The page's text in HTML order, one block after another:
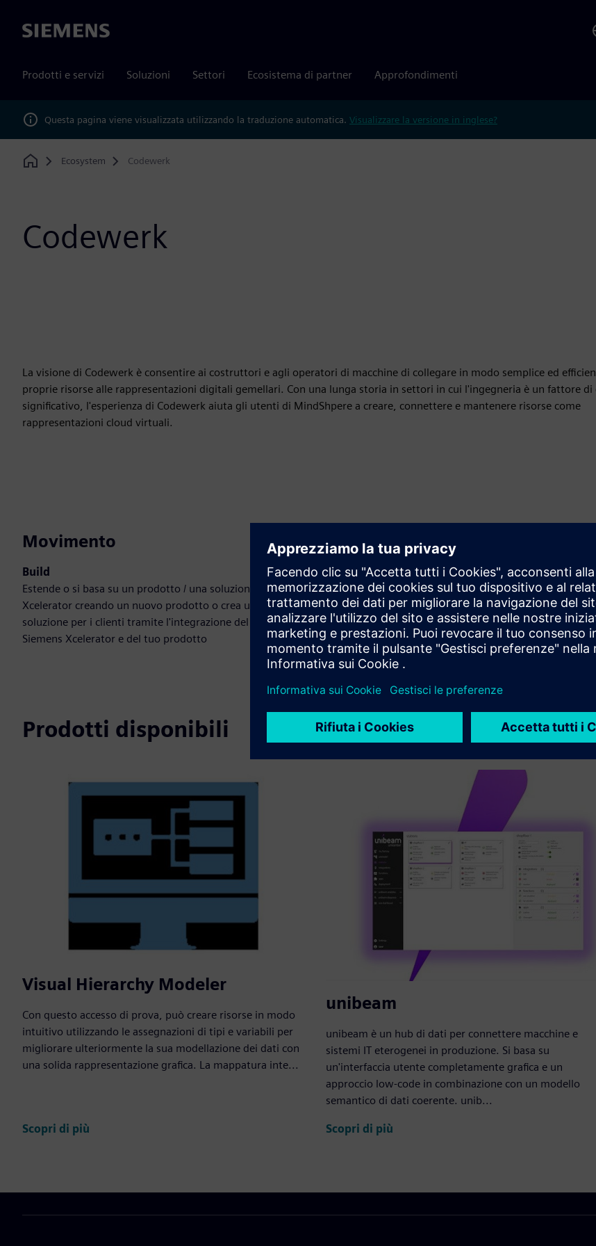
Siemens
Prodotti e servizi Soluzioni Settori Ecosistema di partner Approfondimenti
Questa pagina viene visualizzata utilizzando la traduzione automatica. Visualizzare la versione in inglese?
Home
Ecosystem Codewerk
Codewerk
La visione di Codewerk è consentire ai costruttori e agli operatori di macchine di collegare in modo semplice ed
proprie risorse alle rappresentazioni digitali gemellari. Con una lunga storia in settori in cui l'ingegneria è un fattore di
significativo, l'esperienza di Codewerk aiuta gli utenti di MindShpere a creare, connettere e mantenere risorse come
rappresentazioni cloud virtuali.
Movimento
Build
Estende o si basa su un prodotto / una soluzione Siemens
Xcelerator creando un nuovo prodotto o crea una nuova
soluzione per i clienti tramite l'integrazione del prodotto
Siemens Xcelerator e del tuo prodotto
Prodotti disponibili
Visual Hierarchy Modeler
Con questo accesso di prova, può creare risorse in modo
intuitivo utilizzando le assegnazioni di tipi e variabili per
migliorare ulteriormente la sua modellazione dei dati con
una solida rappresentazione grafica. La mappatura inte...
Scopri di più
unibeam
unibeam è un hub di dati per connettere macchine e
sistemi IT eterogenei in produzione. Si basa su
un'interfaccia utente completamente grafica e un
approccio low-code in combinazione con un modello
semantico di dati coerente. unib...
Scopri di più